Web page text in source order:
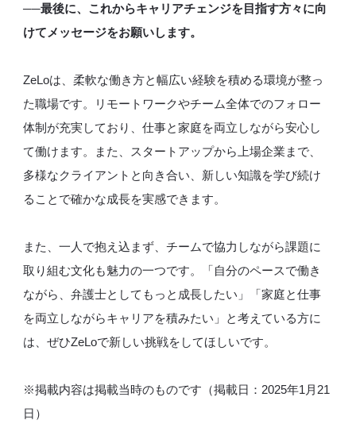
──最後に、これからキャリアチェンジを目指す方々に向
けてメッセージをお願いします。
ZeLoは、柔軟な働き方と幅広い経験を積める環境が整っ
た職場です。リモートワークやチーム全体でのフォロー
体制が充実しており、仕事と家庭を両立しながら安心し
て働けます。また、スタートアップから上場企業まで、
多様なクライアントと向き合い、新しい知識を学び続け
ることで確かな成長を実感できます。
また、一人で抱え込まず、チームで協力しながら課題に
取り組む文化も魅力の一つです。「自分のペースで働き
ながら、弁護士としてもっと成長したい」「家庭と仕事
を両立しながらキャリアを積みたい」と考えている方に
は、ぜひZeLoで新しい挑戦をしてほしいです。
※掲載内容は掲載当時のものです（掲載日：2025年1月21
日）